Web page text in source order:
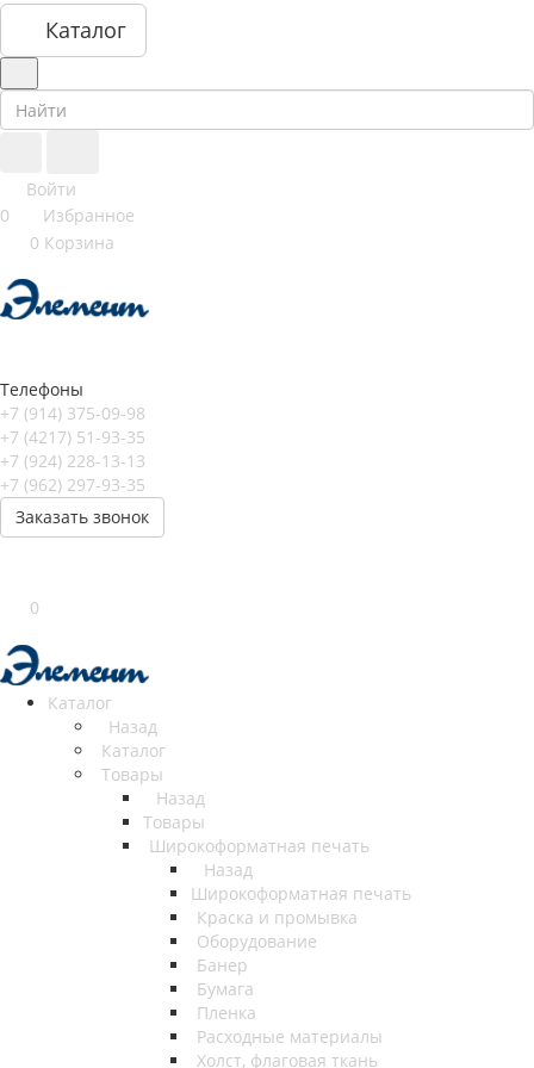
Каталог
Войти
0
Избранное
0 Корзина
Телефоны
+7 (914) 375-09-98
+7 (4217) 51-93-35
+7 (924) 228-13-13
+7 (962) 297-93-35
Заказать звонок
0
Каталог
Назад
Каталог
Товары
Назад
Товары
Широкоформатная печать
Назад
Широкоформатная печать
Краска и промывка
Оборудование
Банер
Бумага
Пленка
Расходные материалы
Холст, флаговая ткань